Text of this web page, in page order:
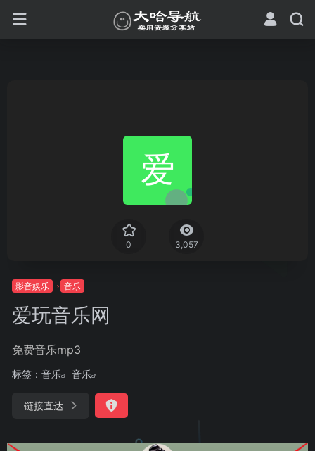
0 3,057
影音娱乐 音乐
爱玩音乐网
免费音乐mp3
标签： 音乐 音乐
链接直达